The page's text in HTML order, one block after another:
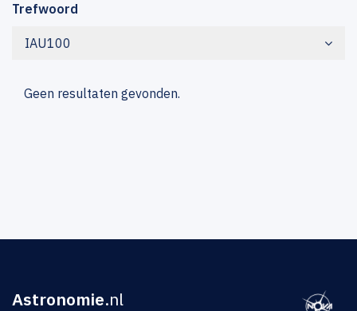
Trefwoord
IAU100
Geen resultaten gevonden.
Astronomie.nl